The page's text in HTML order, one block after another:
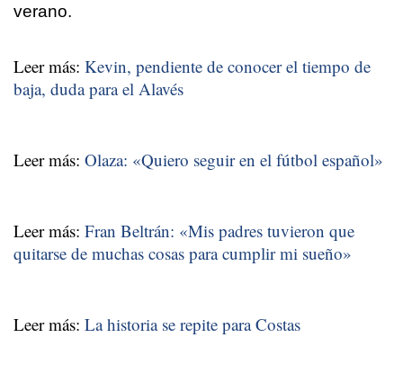
verano.
Leer más: Kevin, pendiente de conocer el tiempo de
baja, duda para el Alavés
Leer más: Olaza: «Quiero seguir en el fútbol español»
Leer más: Fran Beltrán: «Mis padres tuvieron que
quitarse de muchas cosas para cumplir mi sueño»
Leer más: La historia se repite para Costas